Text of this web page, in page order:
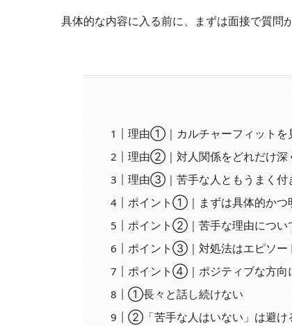
具体的な内容に入る前に、まずは面接で質問
理由①｜カルチャーフィットを
理由②｜対人関係をどれだけ深
理由③｜苦手な人ともうまく付
ポイント①｜まずは具体的かつ
ポイント②｜苦手な理由につい
ポイント③｜対処法はエピソー
ポイント④｜ポジティブな方向
①長々と話し続けない
②「苦手な人はいない」は避け